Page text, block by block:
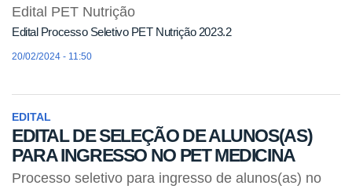
Edital PET Nutrição
Edital Processo Seletivo PET Nutrição 2023.2
20/02/2024 - 11:50
EDITAL
EDITAL DE SELEÇÃO DE ALUNOS(AS)
PARA INGRESSO NO PET MEDICINA
Processo seletivo para ingresso de alunos(as) no